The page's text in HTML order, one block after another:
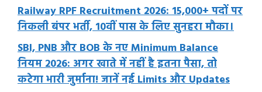
Railway RPF Recruitment 2026: 15,000+ पदों पर
निकली बंपर भर्ती, 10वीं पास के लिए सुनहरा मौका।
SBI, PNB और BOB के नए Minimum Balance
नियम 2026: अगर खाते में नहीं है इतना पैसा, तो
कटेगा भारी जुर्माना! जानें नई Limits और Updates